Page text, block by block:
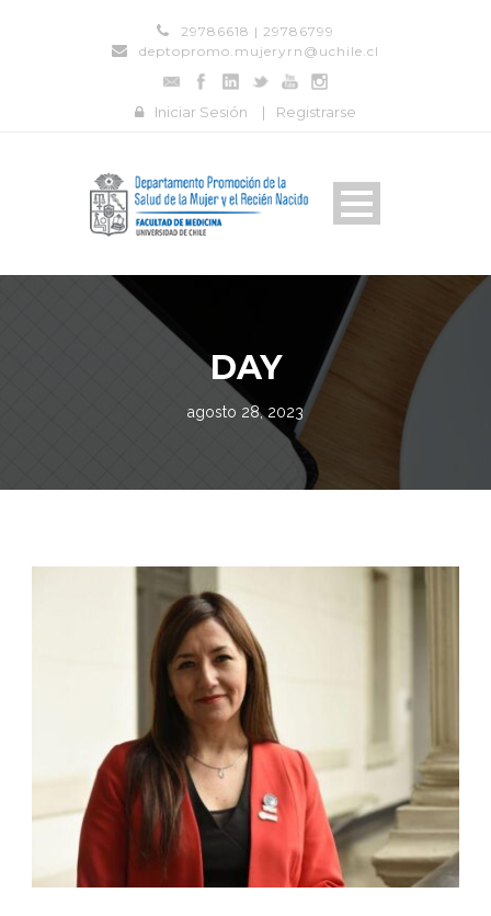
29786618 | 29786799
deptopromo.mujeryrn@uchile.cl
Iniciar Sesión | Registrarse
DAY
agosto 28, 2023